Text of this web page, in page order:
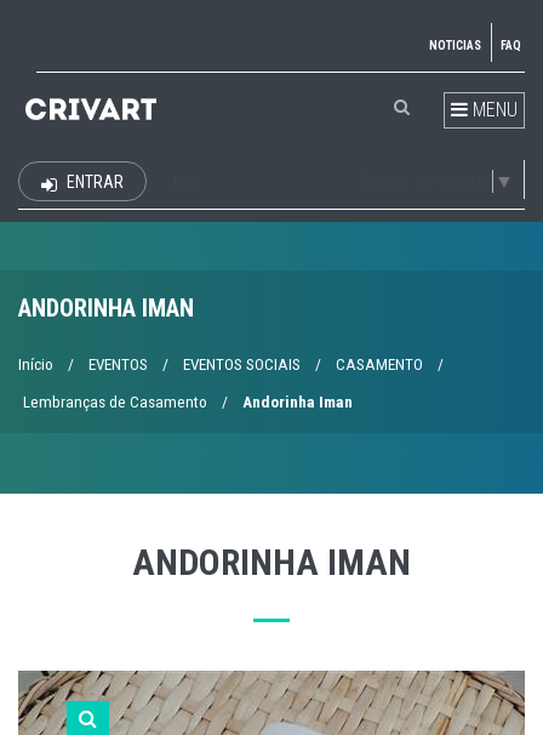
NOTICIAS FAQ
MENU
▼
ENTRAR
ANDORINHA IMAN
Início / EVENTOS / EVENTOS SOCIAIS / CASAMENTO /
Lembranças de Casamento / Andorinha Iman
ANDORINHA IMAN